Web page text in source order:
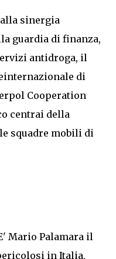
sinergia
guardia di finanza,
antidroga, il
di
Cooperation
centrai della
squadre mobili di
Mario Palamara il
in Italia,